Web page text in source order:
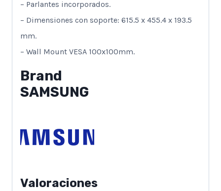
– Parlantes incorporados.
– Dimensiones con soporte: 615.5 x 455.4 x 193.5
mm.
– Wall Mount VESA 100x100mm.
Brand
SAMSUNG
Valoraciones